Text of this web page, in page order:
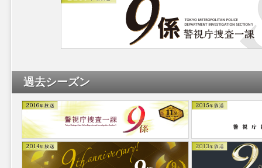
過去シーズン